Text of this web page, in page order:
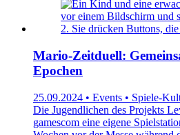
Mario-Zeitduell:
Epochen
25.09.2024 • Events • Spiele-
Die Jugendlichen des Projekts
gamescom eine eigene